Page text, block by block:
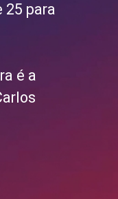
25 para
é a